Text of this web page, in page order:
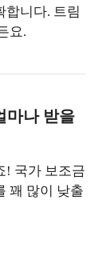
합니다. 트림
요.
마나 받을
! 국가 보조금
꽤 많이 낮출